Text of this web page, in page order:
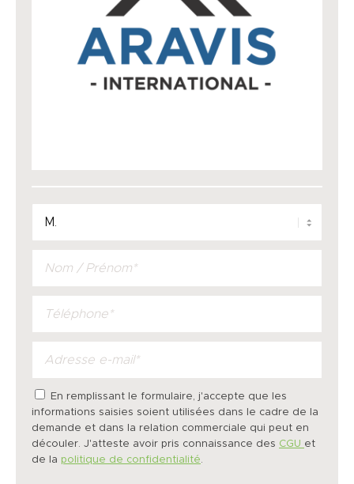
En remplissant le formulaire, j'accepte que les
informations saisies soient utilisées dans le cadre de la
demande et dans la relation commerciale qui peut en
découler. J'atteste avoir pris connaissance des CGU et
de la politique de confidentialité